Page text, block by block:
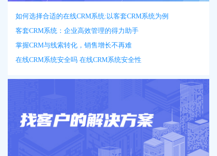
如何选择合适的在线CRM系统:以客套CRM系统为例
客套CRM系统：企业高效管理的得力助手
掌握CRM与线索转化，销售增长不再难
在线CRM系统安全吗 在线CRM系统安全性